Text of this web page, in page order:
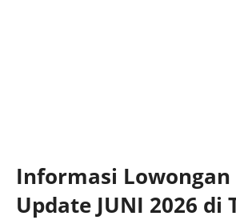
Informasi Lowongan
Update JUNI 2026 di